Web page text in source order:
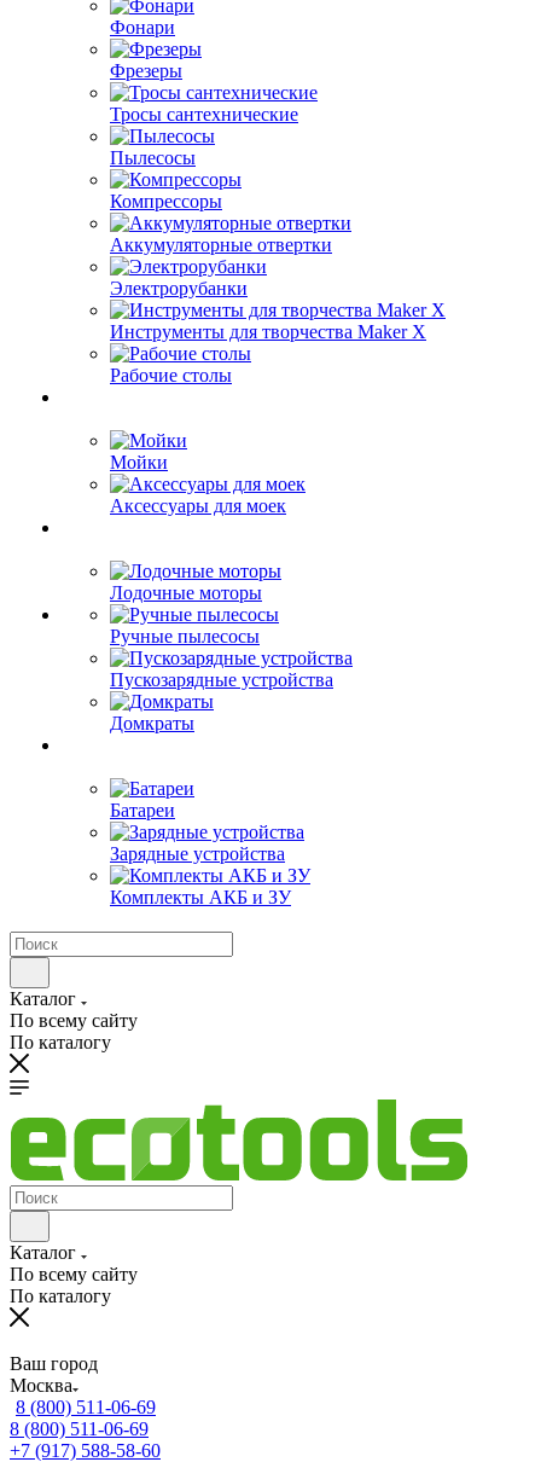
Фонари
Фрезеры
Тросы сантехнические
Пылесосы
Компрессоры
Аккумуляторные отвертки
Электрорубанки
Инструменты для творчества Maker X
Рабочие столы
Мойки
Аксессуары для моек
Лодочные моторы
Ручные пылесосы
Пускозарядные устройства
Домкраты
Батареи
Зарядные устройства
Комплекты АКБ и ЗУ
Каталог
По всему сайту
По каталогу
Каталог
По всему сайту
По каталогу
Ваш город
Москва
8 (800) 511-06-69
8 (800) 511-06-69
+7 (917) 588-58-60